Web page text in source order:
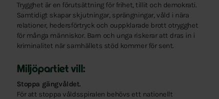
Trygghet är en förutsättning för frihet, tillit och demokrati.
Samtidigt skapar skjutningar, sprängningar, våld i nära
relationer, hedersförtryck och ouppklarade brott otrygghet
för många människor. Barn och unga riskerar att dras in i
kriminalitet när samhällets stöd kommer för sent.
Miljöpartiet vill:
Stoppa gängvåldet.
För att stoppa våldsspiralen behövs ett nationellt